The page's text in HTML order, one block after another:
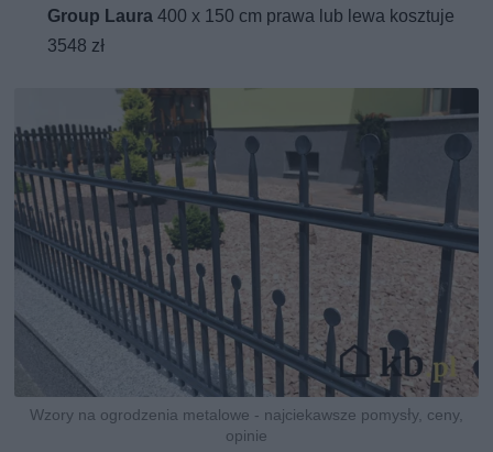
Group Laura400 x 150 cm prawa lub lewa kosztuje
3548 zł
Wzory na ogrodzenia metalowe - najciekawsze pomysły, ceny,
opinie